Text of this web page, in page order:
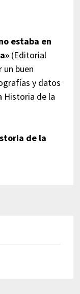
estaba en
(Editorial
un buen
y datos
Historia de la
de la